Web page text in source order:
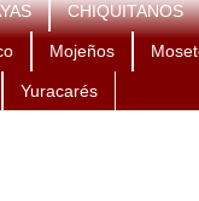
CHIQUITANOS
Mojeños
Yuracarés